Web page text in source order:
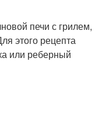
печи с грилем,
этого рецепта
или реберный